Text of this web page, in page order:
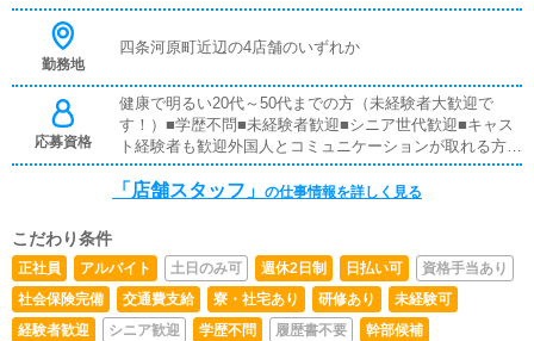
勤務地
四条河原町近辺の4店舗のいずれか
応募資格
健康で明るい20代～50代までの方（未経験者大歓迎で
す！）■学歴不問■未経験者歓迎■シニア世代歓迎■キャス
ト経験者も歓迎外国人とコミュニケーションが取れる方も
大歓迎です！
「店舗スタッフ」 の仕事情報を詳しく見る
こだわり条件
正社員 アルバイト 土日のみ可 週休2日制 日払い可
資格手当あり
社会保険完備
交通費支給 寮・社宅あり 研修あり
未経験可
経験者歓迎
シニア歓迎 学歴不問 履歴書不要
幹部候補